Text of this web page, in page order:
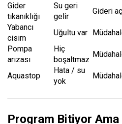
Gider
tıkanıklığı
Su geri
gelir
Gideri aç
Yabancı
cisim
Uğultu var
Pompa
arızası
Hiç
boşaltmaz
Aquastop
Hata / su
yok
Program Bitiyor